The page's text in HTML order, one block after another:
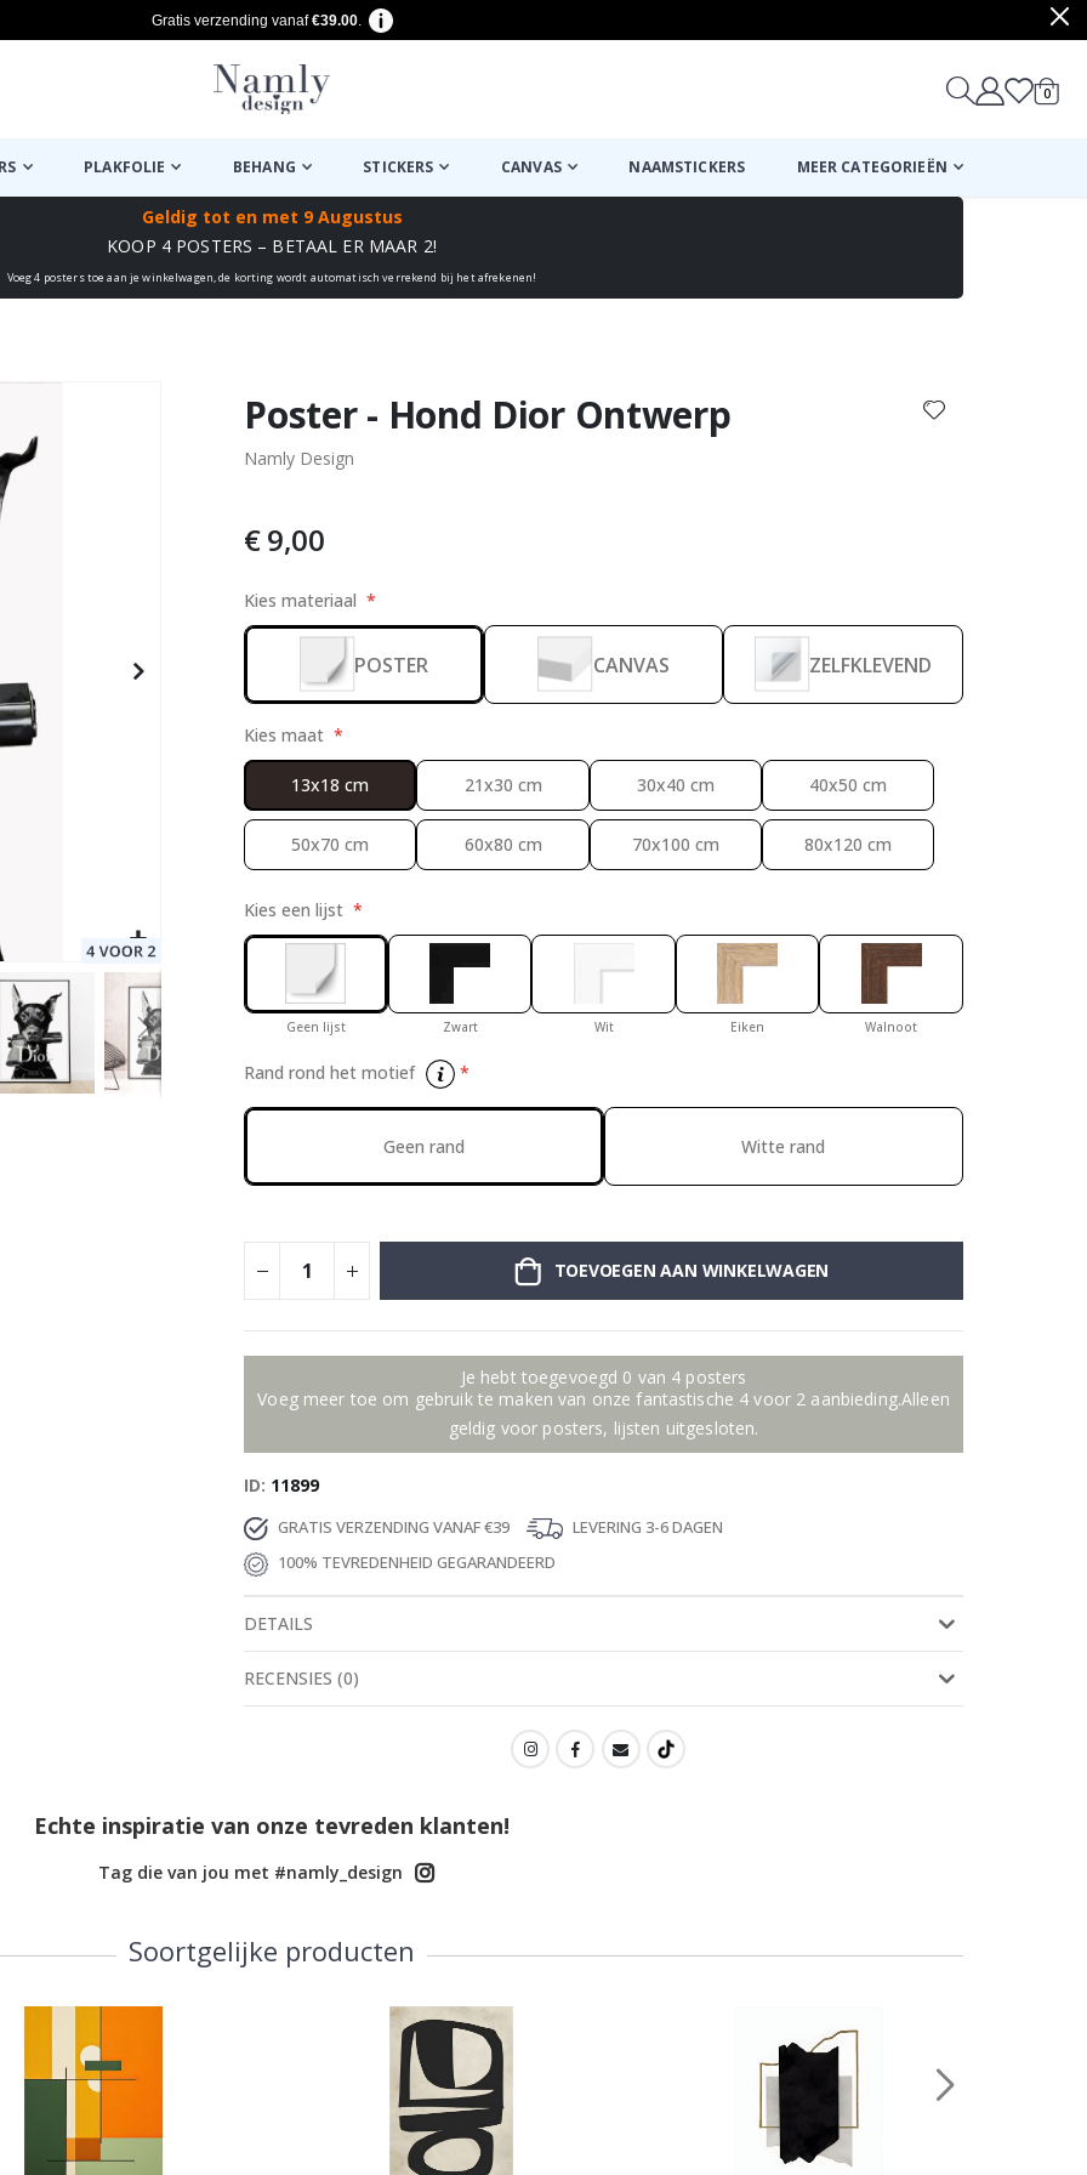
Gratis verzending vanaf€39.00.
0
PLAKFOLIE BEHANG STICKERS CANVAS NAAMSTICKERS MEER CATEGORIEËN
Geldig tot en met 9 Augustus
KOOP 4 POSTERS – BETAAL ER MAAR 2!
Voeg 4 posters toe aan je winkelwagen, de korting wordt automatisch verrekend bij het afrekenen!
✔
Leopard
Poster - Hond Dior Ontwerp
Namly Design
€ 9,00
Kies materiaal
POSTER CANVAS ZELFKLEVEND
Kies maat
13x18 cm 21x30 cm 30x40 cm 40x50 cm
50x70 cm 60x80 cm 70x100 cm 80x120 cm
Kies een lijst
Geen lijst Zwart Wit Eiken Walnoot
Rand rond het motief
Geen rand Witte rand
TOEVOEGEN AAN WINKELWAGEN
Je hebt toegevoegd 0 van 4 posters
Voeg meer toe om gebruik te maken van onze fantastische 4 voor 2 aanbieding.Alleen
geldig voor posters, lijsten uitgesloten.
ID 11899
GRATIS VERZENDING VANAF €39
LEVERING 3-6 DAGEN
100% TEVREDENHEID GEGARANDEERD
DETAILS
RECENSIES (0)
Echte inspiratie van onze tevreden klanten!
Tag die van jou met #namly_design
Soortgelijke producten